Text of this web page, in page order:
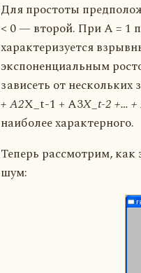
Для простоты
< 0 — второй. При A = 1
характеризуется
экспоненциальным
зависеть от
+ A2X_t-1 + A3X_t-2 +…
наиболее характерного.
Теперь рассмотрим,
шум: